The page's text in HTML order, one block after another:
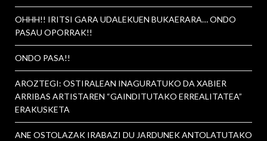
OHHH!! IRITSI GARA UDALEKUEN BUKAERARA… ONDO
PASAU OPORRAK!!
ONDO PASA!!
AROZTEGI: OSTIRALEAN INAGURATUKO DA XABIER
ARRIBAS ARTISTAREN “GAINDITUTAKO ERREALITATEA”
ERAKUSKETA
ANE OSTOLAZAK IRABAZI DU JARDUNEK ANTOLATUTAKO